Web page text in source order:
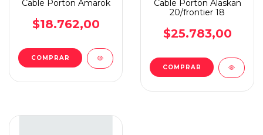
Cable Porton Amarok
$18.762,00
Cable Porton Alaskan
20/frontier 18
$25.783,00